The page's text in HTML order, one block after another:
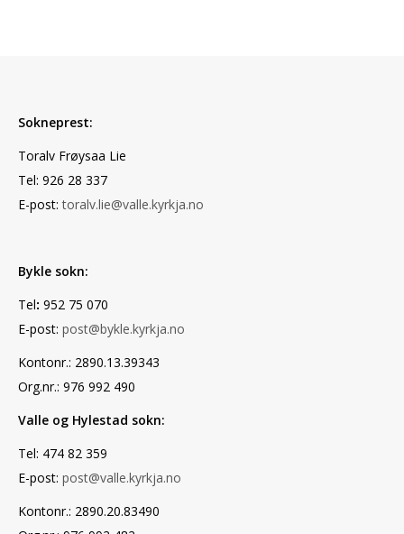
Sokneprest:
Toralv Frøysaa Lie
Tel: 926 28 337
E-post:toralv.lie@valle.kyrkja.no
Bykle sokn:
Tel: 952 75 070
E-post: post@bykle.kyrkja.no
Kontonr.: 2890.13.39343
Org.nr.: 976 992 490
Valle og Hylestad sokn:
Tel: 474 82 359
E-post: post@valle.kyrkja.no
Kontonr.: 2890.20.83490